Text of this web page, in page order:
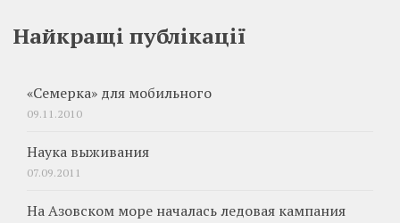
Найкращі публікації
«Семерка» для мобильного
09.11.2010
Наука выживания
07.09.2011
На Азовском море началась ледовая кампания